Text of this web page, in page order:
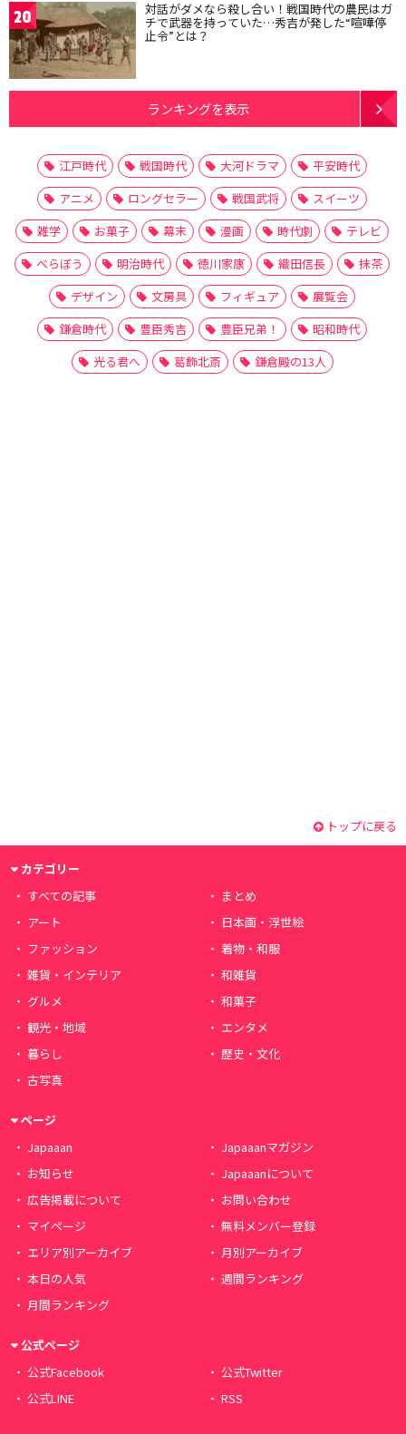
20 対話がダメなら殺し合い！戦国時代の農民はガ
チで武器を持っていた…秀吉が発した“喧嘩停
止令”とは？
ランキングを表示
江戸時代 戦国時代 大河ドラマ
平安時代
アニメ
ロングセラー 戦国武将
スイーツ
雑学
お菓子 幕末 漫画 時代劇
テレビ
べらぼう
明治時代 徳川家康 織田信長
抹茶
デザイン
文房具 フィギュア
展覧会
鎌倉時代
豊臣秀吉 豊臣兄弟！
昭和時代
光る君へ
葛飾北斎 鎌倉殿の13人
トップに戻る
カテゴリー
すべての記事
まとめ
アート
日本画・浮世絵
ファッション
着物・和服
雑貨・インテリア
和雑貨
グルメ
和菓子
観光・地域
エンタメ
暮らし
歴史・文化
古写真
ページ
Japaaan
Japaaanマガジン
お知らせ
Japaaanについて
広告掲載について
お問い合わせ
マイページ
無料メンバー登録
エリア別アーカイブ
月別アーカイブ
本日の人気
週間ランキング
月間ランキング
公式ページ
公式Facebook
公式Twitter
公式LINE
RSS